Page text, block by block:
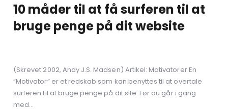
10 måder til at få surferen til at
bruge penge på dit website
(Skrevet 2002, Andy J.S. Madsen) Artikel: Motivatorer En
“Motivator” er et redskab som kan benyttes til at overtale
surferen til at bruge penge på dit site. Før du går i gang
med…